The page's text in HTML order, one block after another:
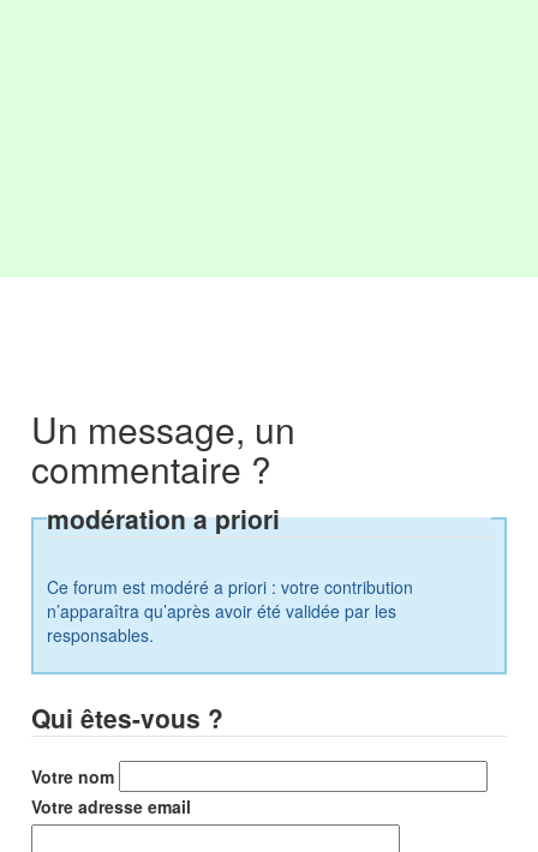
Un message, un
commentaire ?
modération a priori
Ce forum est modéré a priori : votre contribution
n’apparaîtra qu’après avoir été validée par les
responsables.
Qui êtes-vous ?
Votre nom
Votre adresse email